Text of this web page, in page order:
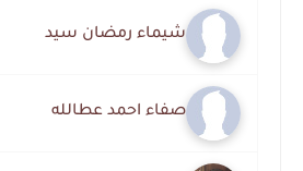
شيماء رمضان سيد
صفاء احمد عطالله